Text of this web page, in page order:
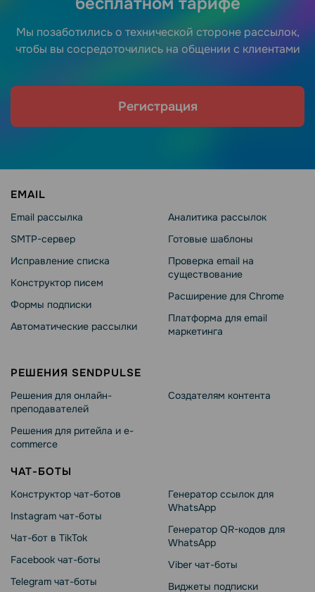
Мы позаботились о технической стороне рассылок,
чтобы вы сосредоточились на общении с клиентами
Регистрация
EMAIL
Email рассылка
SMTP-сервер
Исправление списка
Конструктор писем
Формы подписки
Автоматические рассылки
Аналитика рассылок
Готовые шаблоны
Проверка email на
существование
Расширение для Chrome
Платформа для email
маркетинга
РЕШЕНИЯ SENDPULSE
Решения для онлайн-
преподавателей
Решения для ритейла и e-
commerce
Создателям контента
ЧАТ-БОТЫ
Конструктор чат-ботов
Instagram чат-боты
Чат-бот в TikTok
Facebook чат-боты
Telegram чат-боты
Генератор ссылок для
WhatsApp
Генератор QR-кодов для
WhatsApp
Viber чат-боты
Виджеты подписки